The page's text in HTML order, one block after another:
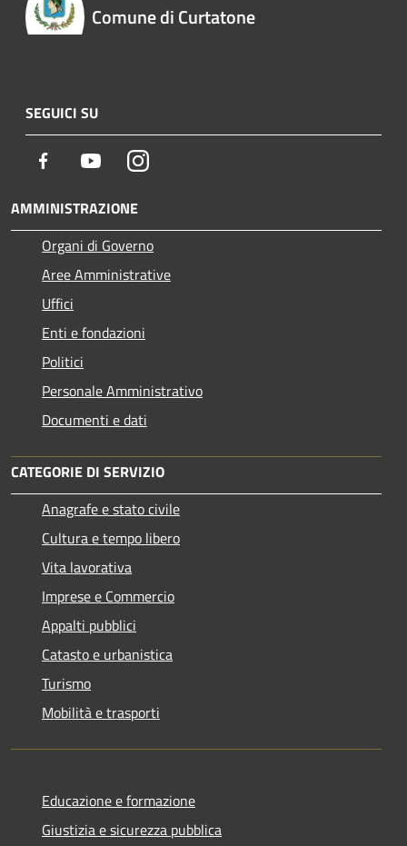
Comune di Curtatone
SEGUICI SU
Facebook YoutubeInstagram
AMMINISTRAZIONE
Organi di Governo
Aree Amministrative
Uffici
Enti e fondazioni
Politici
Personale Amministrativo
Documenti e dati
CATEGORIE DI SERVIZIO
Anagrafe e stato civile
Cultura e tempo libero
Vita lavorativa
Imprese e Commercio
Appalti pubblici
Catasto e urbanistica
Turismo
Mobilità e trasporti
Educazione e formazione
Giustizia e sicurezza pubblica